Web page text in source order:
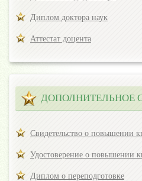
Диплом доктора наук
Аттестат доцента
ДОПОЛНИТЕЛЬНОЕ
Свидетельство о повышении
Удостоверение о повышении
Диплом о переподготовке